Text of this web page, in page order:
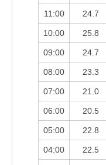
11:00 24.7
10:00 25.8
09:00 24.7
08:00 23.3
07:00 21.0
06:00 20.5
05:00 22.8
04:00 22.5